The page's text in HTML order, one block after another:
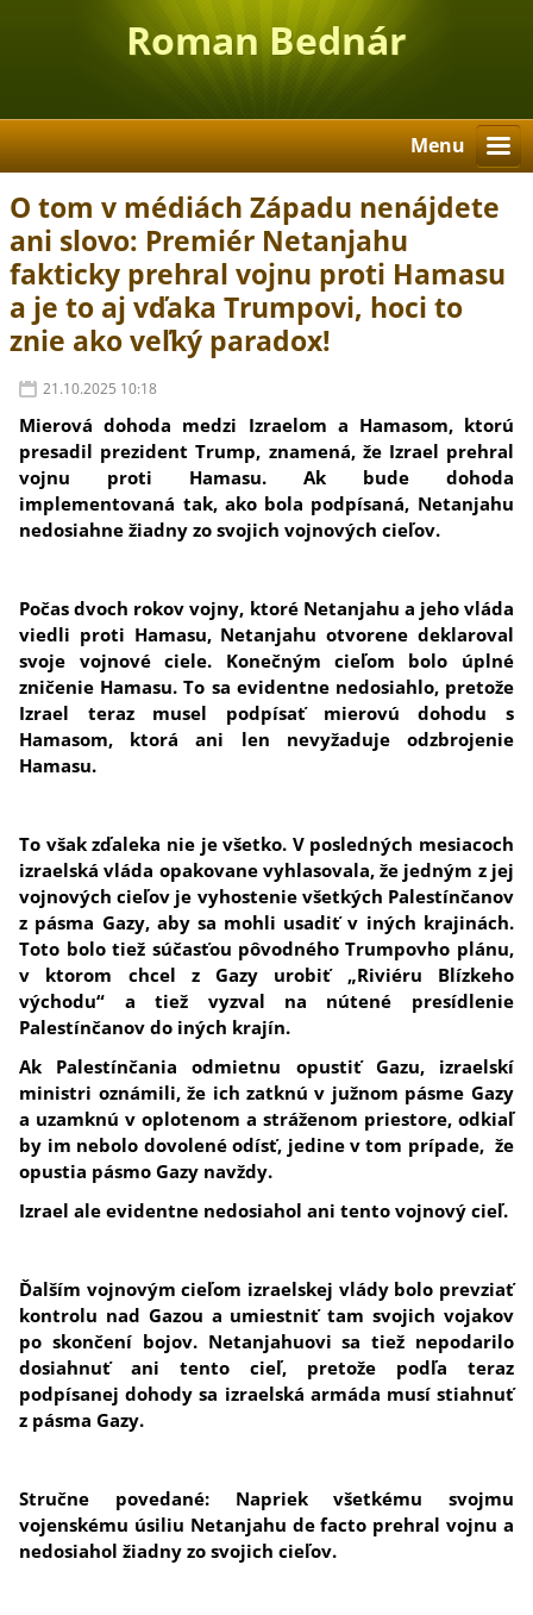
Roman Bednár
Menu
O tom v médiách Západu nenájdete
ani slovo: Premiér Netanjahu
fakticky prehral vojnu proti Hamasu
a je to aj vďaka Trumpovi, hoci to
znie ako veľký paradox!
21.10.2025 10:18
Mierová dohoda medzi Izraelom a Hamasom, ktorú
presadil prezident Trump, znamená, že Izrael prehral
vojnu proti Hamasu. Ak bude dohoda
implementovaná tak, ako bola podpísaná, Netanjahu
nedosiahne žiadny zo svojich vojnových cieľov.
Počas dvoch rokov vojny, ktoré Netanjahu a jeho vláda
viedli proti Hamasu, Netanjahu otvorene deklaroval
svoje vojnové ciele. Konečným cieľom bolo úplné
zničenie Hamasu. To sa evidentne nedosiahlo, pretože
Izrael teraz musel podpísať mierovú dohodu s
Hamasom, ktorá ani len nevyžaduje odzbrojenie
Hamasu.
To však zďaleka nie je všetko. V posledných mesiacoch
izraelská vláda opakovane vyhlasovala, že jedným z jej
vojnových cieľov je vyhostenie všetkých Palestínčanov
z pásma Gazy, aby sa mohli usadiť v iných krajinách.
Toto bolo tiež súčasťou pôvodného Trumpovho plánu,
v ktorom chcel z Gazy urobiť „Riviéru Blízkeho
východu“ a tiež vyzval na nútené presídlenie
Palestínčanov do iných krajín.
Ak Palestínčania odmietnu opustiť Gazu, izraelskí
ministri oznámili, že ich zatknú v južnom pásme Gazy
a uzamknú v oplotenom a stráženom priestore, odkiaľ
by im nebolo dovolené odísť, jedine v tom prípade, že
opustia pásmo Gazy navždy.
Izrael ale evidentne nedosiahol ani tento vojnový cieľ.
Ďalším vojnovým cieľom izraelskej vlády bolo prevziať
kontrolu nad Gazou a umiestniť tam svojich vojakov
po skončení bojov. Netanjahuovi sa tiež nepodarilo
dosiahnuť ani tento cieľ, pretože podľa teraz
podpísanej dohody sa izraelská armáda musí stiahnuť
z pásma Gazy.
Stručne povedané: Napriek všetkému svojmu
vojenskému úsiliu Netanjahu de facto prehral vojnu a
nedosiahol žiadny zo svojich cieľov.